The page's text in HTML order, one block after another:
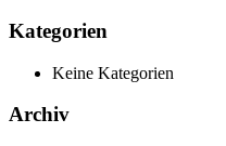
Kategorien
Keine Kategorien
Archiv